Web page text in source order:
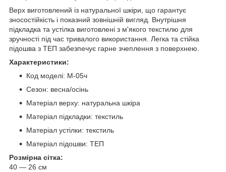
Верх виготовлений із натуральної шкіри, що гарантує
зносостійкість і показний зовнішній вигляд. Внутрішня
підкладка та устілка виготовлені з м'якого текстилю для
зручності під час тривалого використання. Легка та стійка
підошва з ТЕП забезпечує гарне зчеплення з поверхнею.
Характеристики:
Код моделі: М-05ч
Сезон: весна/осінь
Матеріал верху: натуральна шкіра
Матеріал підкладки: текстиль
Матеріал устілки: текстиль
Матеріал підошви: ТЕП
Розмірна сітка:
40 — 26 см